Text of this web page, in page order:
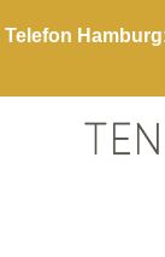
Telefon